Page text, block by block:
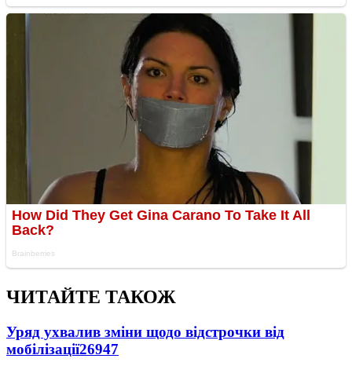
ЧИТАЙТЕ ТАКОЖ
Уряд ухвалив зміни щодо відстрочки від
мобілізації26947